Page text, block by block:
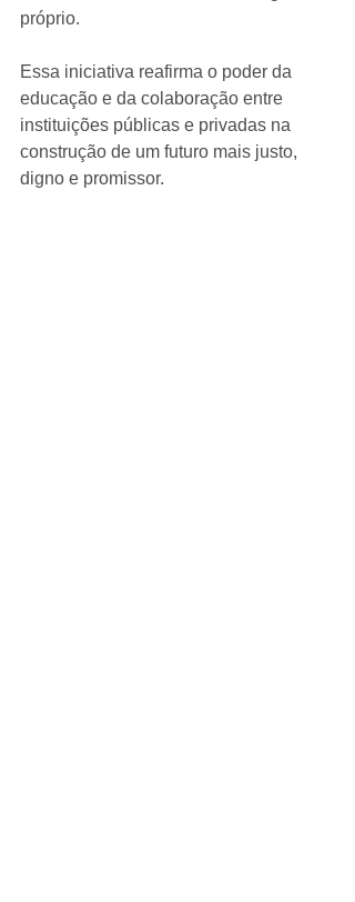
próprio.
Essa iniciativa reafirma o poder da
educação e da colaboração entre
instituições públicas e privadas na
construção de um futuro mais justo,
digno e promissor.